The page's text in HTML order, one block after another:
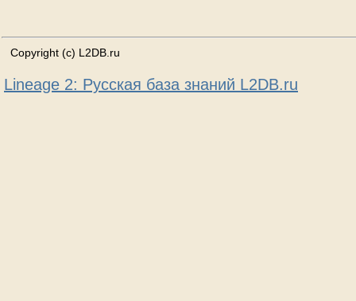
Copyright (c) L2DB.ru
Lineage 2: Русская база знаний L2DB.ru